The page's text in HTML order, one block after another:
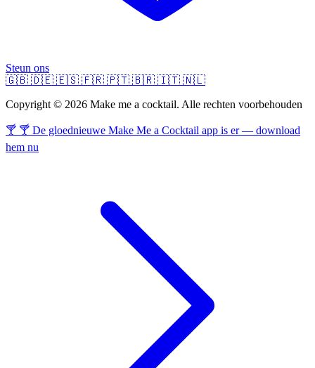
Steun ons
🇬🇧 🇩🇪 🇪🇸 🇫🇷 🇵🇹 🇧🇷 🇮🇹 🇳🇱
Copyright © 2026 Make me a cocktail. Alle rechten voorbehouden
🍸 🍸 De gloednieuwe Make Me a Cocktail app is er — download
hem nu